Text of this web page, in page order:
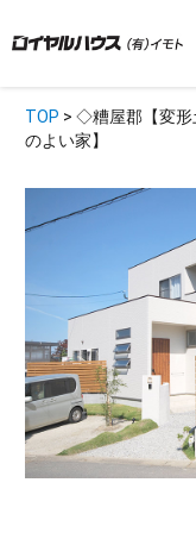
TOP > ◇糟屋郡【変形
のよい家】